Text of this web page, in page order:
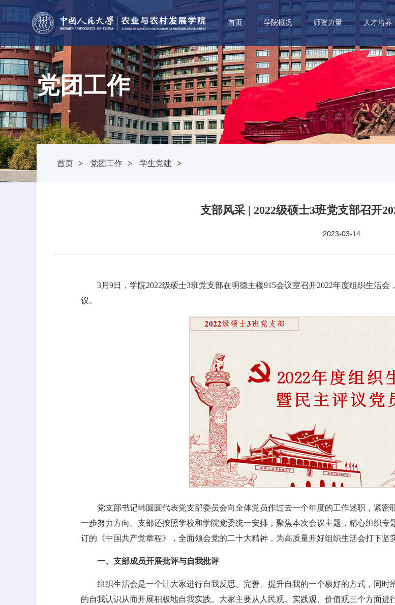
首页 学院概况 师资力量 人才培养
党团工作
首页 > 党团工作 > 学生党建 >
支部风采 | 2022级硕士3班党支部召开
2023-03-14
3月9日，学院2022级硕士3班党支部在明德主楼915会议室召开2022年度组织生活
议。
党支部书记韩圆圆代表党支部委员会向全体党员作过去一个年度的工作述职，紧
一步努力方向。支部还按照学校和学院党委统一安排，聚焦本次会议主题，精心组织
订的《中国共产党章程》，全面领会党的二十大精神，为高质量开好组织生活会打下坚
一、支部成员开展批评与自我批评
组织生活会是一个让大家进行自我反思、完善、提升自我的一个极好的方式，同
的自我认识从而开展积极地自我实践。大家主要从人民观、实践观、价值观三个方面进